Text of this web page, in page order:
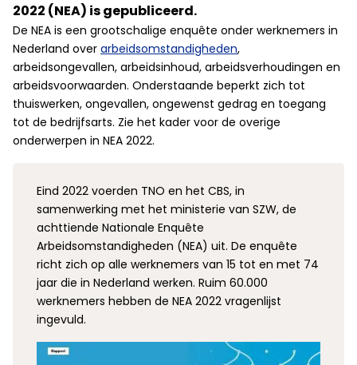
2022 (NEA) is gepubliceerd.
De NEA is een grootschalige enquête onder werknemers in
Nederland over arbeidsomstandigheden,
arbeidsongevallen, arbeidsinhoud, arbeidsverhoudingen en
arbeidsvoorwaarden. Onderstaande beperkt zich tot
thuiswerken, ongevallen, ongewenst gedrag en toegang
tot de bedrijfsarts. Zie het kader voor de overige
onderwerpen in NEA 2022.
Eind 2022 voerden TNO en het CBS, in
samenwerking met het ministerie van SZW, de
achttiende Nationale Enquête
Arbeidsomstandigheden (NEA) uit. De enquête
richt zich op alle werknemers van 15 tot en met 74
jaar die in Nederland werken. Ruim 60.000
werknemers hebben de NEA 2022 vragenlijst
ingevuld.